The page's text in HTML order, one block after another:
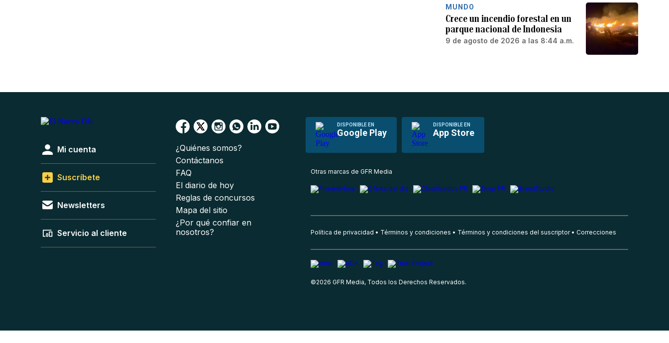
MUNDO
Crece un incendio forestal en un
parque nacional de Indonesia
9 de agosto de 2026 a las 8:44 a.m.
DISPONIBLE EN
Google Play
DISPONIBLE EN
App Store
Mi cuenta
Suscríbete
Newsletters
Servicio al cliente
¿Quiénes somos?
Contáctanos
FAQ
El diario de hoy
Reglas de concursos
Mapa del sitio
¿Por qué confiar en
nosotros?
Otras marcas de GFR Media
Política de privacidad Términos y condiciones Términos y condiciones del suscriptor Correcciones
©2026 GFR Media, Todos los Derechos Reservados.